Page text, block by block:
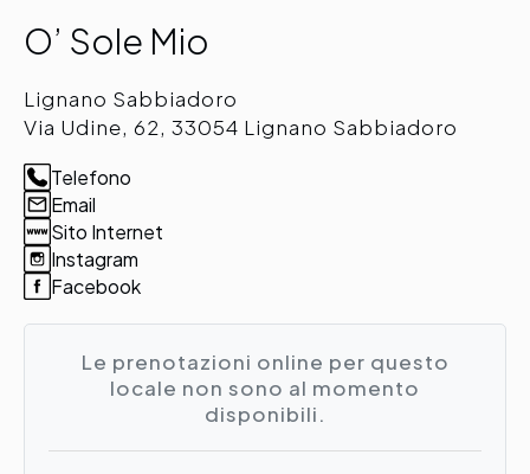
O’ Sole Mio
Lignano Sabbiadoro
Via Udine, 62, 33054 Lignano Sabbiadoro
Telefono
Email
Sito Internet
Instagram
Facebook
Le prenotazioni online per questo
locale non sono al momento
disponibili.